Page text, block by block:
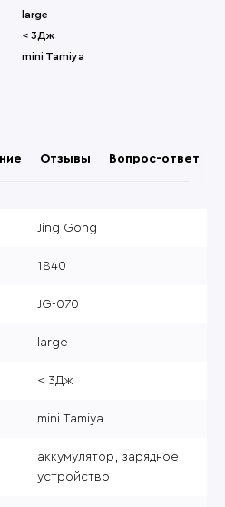
large
< 3Дж
mini Tamiya
Отзывы Вопрос-ответ
Jing Gong
1840
JG-070
large
< 3Дж
mini Tamiya
аккумулятор, зарядное
устройство